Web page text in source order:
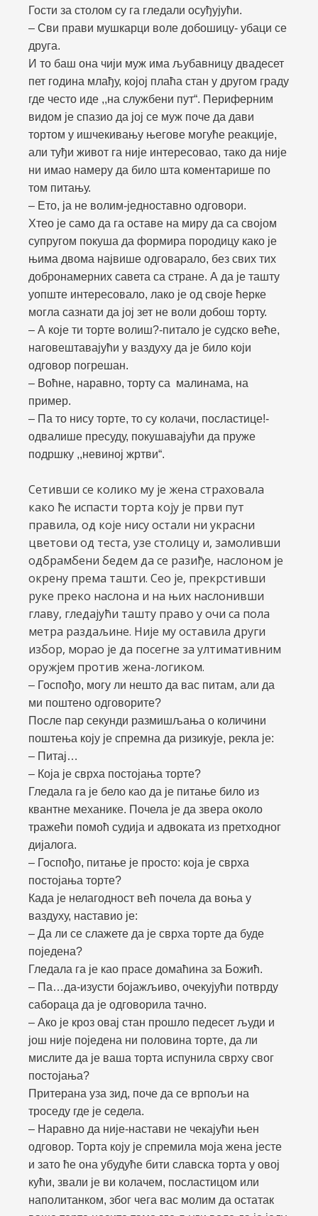
Гости за столом су га гледали осуђујући.
– Сви прави мушкарци воле добошицу- убаци се
друга.
И то баш она чији муж има љубавницу двадесет
пет година млађу, којој плаћа стан у другом граду
где често иде ,,на службени пут“. Периферним
видом је спазио да јој се муж поче да дави
тортом у ишчекивању његове могуће реакције,
али туђи живот га није интересовао, тако да није
ни имао намеру да било шта коментарише по
том питању.
– Ето, ја не волим-једноставно одговори.
Хтео је само да га оставе на миру да са својом
супругом покуша да формира породицу како је
њима двома највише одговарало, без свих тих
добронамерних савета са стране. А да је ташту
уопште интересовало, лако је од своје ћерке
могла сазнати да јој зет не воли добош торту.
– А које ти торте волиш?-питало је судско веће,
наговештавајући у ваздуху да је било који
одговор погрешан.
– Воћне, наравно, торту са малинама, на
пример.
– Па то нису торте, то су колачи, посластице!-
одвалише пресуду, покушавајући да пруже
подршку ,,невиној жртви“.
Сетивши се колико му је жена страховала
како ће испасти торта коју је први пут
правила, од које нису остали ни украсни
цветови од теста, узе столицу и, замоливши
одбрамбени бедем да се разиђе, наслоном је
окрену према ташти. Сео је, прекрстивши
руке преко наслона и на њих наслонивши
главу, гледајући ташту право у очи са пола
метра раздаљине. Није му оставила други
избор, морао је да посегне за ултимативним
оружјем против жена-логиком.
– Госпођо, могу ли нешто да вас питам, али да
ми поштено одговорите?
После пар секунди размишљања о количини
поштења коју је спремна да ризикује, рекла је:
– Питај…
– Која је сврха постојања торте?
Гледала га је бело као да је питање било из
квантне механике. Почела је да звера около
тражећи помоћ судија и адвоката из претходног
дијалога.
– Госпођо, питање је просто: која је сврха
постојања торте?
Када је нелагодност већ почела да воња у
ваздуху, наставио је:
– Да ли се слажете да је сврха торте да буде
поједена?
Гледала га је као прасе домаћина за Божић.
– Па…да-изусти бојажљиво, очекујући потврду
сабораца да је одговорила тачно.
– Ако је кроз овај стан прошло педесет људи и
још није поједена ни половина торте, да ли
мислите да је ваша торта испунила сврху свог
постојања?
Притерана уза зид, поче да се врпољи на
троседу где је седела.
– Наравно да није-настави не чекајући њен
одговор. Торта коју је спремила моја жена јесте
и зато ће она убудуће бити славска торта у овој
кући, звали је ви колачем, посластицом или
наполитанком, због чега вас молим да остатак